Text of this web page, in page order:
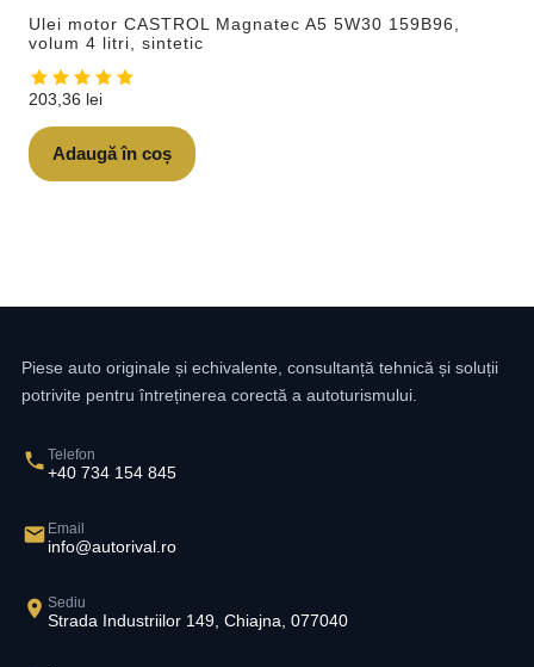
Ulei motor CASTROL Magnatec A5 5W30 159B96,
volum 4 litri, sintetic
203,36 lei
Adaugă în coș
Piese auto originale și echivalente, consultanță tehnică și soluții
potrivite pentru întreținerea corectă a autoturismului.
Telefon
+40 734 154 845
Email
info@autorival.ro
Sediu
Strada Industriilor 149, Chiajna, 077040